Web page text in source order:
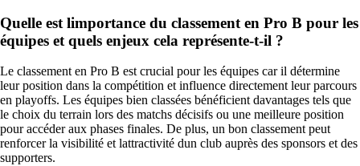
Quelle est limportance du classement en Pro B pour les
équipes et quels enjeux cela représente-t-il ?
Le classement en Pro B est crucial pour les équipes car il détermine
leur position dans la compétition et influence directement leur parcours
en playoffs. Les équipes bien classées bénéficient davantages tels que
le choix du terrain lors des matchs décisifs ou une meilleure position
pour accéder aux phases finales. De plus, un bon classement peut
renforcer la visibilité et lattractivité dun club auprès des sponsors et des
supporters.